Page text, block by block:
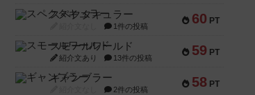
60 PT
スペクタキュラー
1件の投稿
59 PT
スモールワールド
紹介文あり 13件の投稿
58 PT
ギャンブラー
2件の投稿